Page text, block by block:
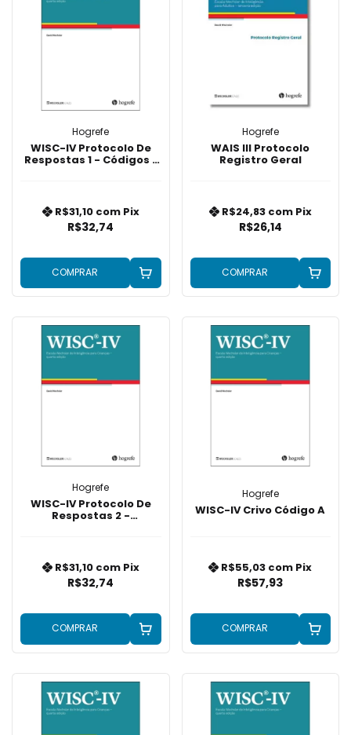
Hogrefe
WISC-IV Protocolo De
Respostas 1 - Códigos E
R$32,74
R$31,10 com Pix
COMPRAR
Hogrefe
WAIS III Protocolo
Registro Geral
R$26,14
R$24,83 com Pix
COMPRAR
Hogrefe
WISC-IV Protocolo De
Respostas 2 -
R$32,74
R$31,10 com Pix
COMPRAR
Hogrefe
WISC-IV Crivo Código A
R$57,93
R$55,03 com Pix
COMPRAR